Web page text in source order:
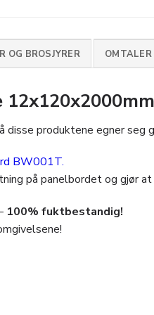
OG BROSJYRER OMTALER
disse produktene egner
BW001T.
på panelbordet og gjør
100% fuktbestandig!